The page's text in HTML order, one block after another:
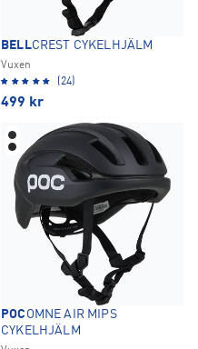
BELLCREST CYKELHJÄLM
Vuxen
(24)
499 kr
POC OMNE AIR MIPS
CYKELHJÄLM